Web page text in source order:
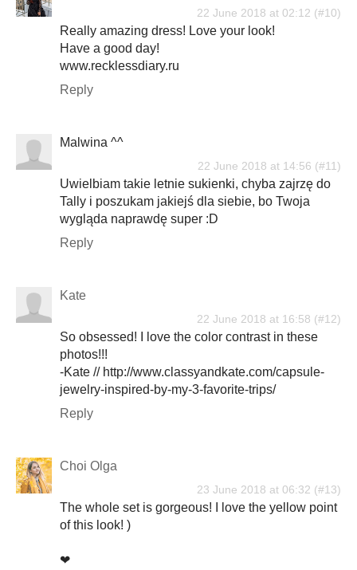
22 June 2018 at 02:12
Really amazing dress! Love your look!
Have a good day!
www.recklessdiary.ru
Reply
Malwina ^^
22 June 2018 at 14:56
Uwielbiam takie letnie sukienki, chyba zajrzę do
Tally i poszukam jakiejś dla siebie, bo Twoja
wygląda naprawdę super :D
Reply
Kate
22 June 2018 at 16:58
So obsessed! I love the color contrast in these
photos!!!
-Kate // http://www.classyandkate.com/capsule-
jewelry-inspired-by-my-3-favorite-trips/
Reply
Choi Olga
23 June 2018 at 06:32
The whole set is gorgeous! I love the yellow point
of this look! )
❤